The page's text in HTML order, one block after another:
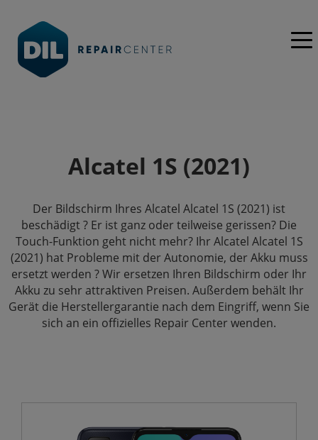
Alcatel 1S (2021)
Der Bildschirm Ihres Alcatel Alcatel 1S (2021) ist
beschädigt ? Er ist ganz oder teilweise gerissen? Die
Touch-Funktion geht nicht mehr? Ihr Alcatel Alcatel 1S
(2021) hat Probleme mit der Autonomie, der Akku muss
ersetzt werden ? Wir ersetzen Ihren Bildschirm oder Ihr
Akku zu sehr attraktiven Preisen. Außerdem behält Ihr
Gerät die Herstellergarantie nach dem Eingriff, wenn Sie
sich an ein offizielles Repair Center wenden.